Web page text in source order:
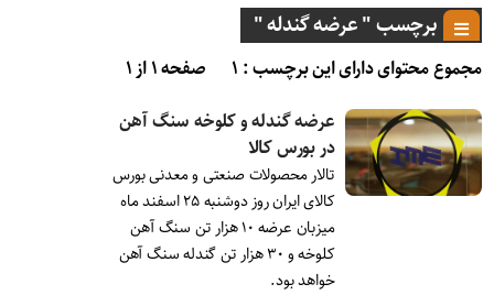
برچسب " عرضه گندله "
مجموع محتوای دارای این برچسب : ۱
صفحه ۱ از ۱
عرضه گندله و کلوخه سنگ آهن
در بورس کالا
تالار محصولات صنعتی و معدنی بورس
کالای ایران روز دوشنبه ۲۵ اسفند ماه
میزبان عرضه ۱۰ هزار تن سنگ آهن
کلوخه و ۳۰ هزار تن گندله سنگ آهن
خواهد بود.